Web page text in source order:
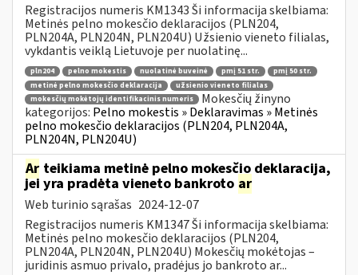
Registracijos numeris KM1343 Ši informacija skelbiama:
Metinės pelno mokesčio deklaracijos (PLN204,
PLN204A, PLN204N, PLN204U) Užsienio vieneto filialas,
vykdantis veiklą Lietuvoje per nuolatinę...
pln204 pelno mokestis nuolatinė buveinė pmį 51 str.
pmį 50 str.
metinė pelno mokesčio deklaracija
užsienio vieneto filialas
mokesčių mokėtojų identifikacinis numeris
Mokesčių žinyno
kategorijos: Pelno mokestis » Deklaravimas » Metinės
pelno mokesčio deklaracijos (PLN204, PLN204A,
PLN204N, PLN204U)
Ar teikiama metinė pelno mokesčio deklaracija,
jei yra pradėta vieneto bankroto ar
Web turinio sąrašas 2024-12-07
Registracijos numeris KM1347 Ši informacija skelbiama:
Metinės pelno mokesčio deklaracijos (PLN204,
PLN204A, PLN204N, PLN204U) Mokesčių mokėtojas –
juridinis asmuo privalo, pradėjus jo bankroto ar...